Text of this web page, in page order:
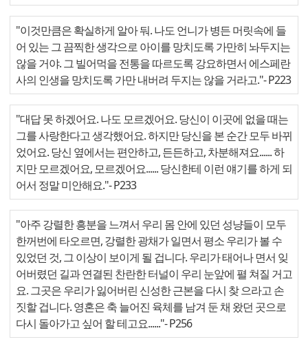
"이것만큼은 확실하게 알아 둬. 나도 언니가 병든 머릿속에 들
어 있는 그 끔찍한 생각으로 아이를 망치도록 가만히 놔두지는
않을 거야. 그 빌어먹을 전통을 따르도록 강요하면서 에스페란
사의 인생을 망치도록 가만 내버려 두지는 않을 거라고."- P223
"대답 못 하겠어요. 나도 모르겠어요. 당신이 이곳에 없을 때는
그를 사랑한다고 생각했어요. 하지만 당신을 본 순간 모두 바뀌
었어요. 당신 옆에서는 편안하고, 든든하고, 차분해져요...... 하
지만 모르겠어요, 모르겠어요...... 당신한테 이런 얘기를 하게 되
어서 정말 미안해요."- P233
"아주 강렬한 흥분을 느껴서 우리 몸 안에 있던 성냥들이 모두
한꺼번에 타오르면, 강렬한 광채가 일면서 평소 우리가 볼 수
있었던 것, 그 이상이 보이게 될 겁니다. 우리가 태어나 면서 잊
어버렸던 길과 연결된 찬란한 터널이 우리 눈앞에 펼 쳐질 거고
요. 그곳은 우리가 잃어버린 신성한 근본을 다시 찾 으라고 손
짓할 겁니다. 영혼은 축 늘어진 육체를 남겨 둔 채 왔던 곳으로
다시 돌아가고 싶어 할 테고요......"- P256